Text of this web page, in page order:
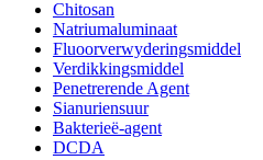
Chitosan
Natriumaluminaat
Fluoorverwyderingsmiddel
Verdikkingsmiddel
Penetrerende Agent
Sianuriensuur
Bakterieë-agent
DCDA